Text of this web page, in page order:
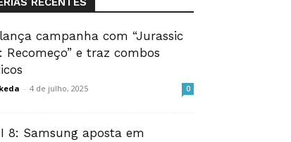
lança campanha com “Jurassic
Recomeço” e traz combos
- 4 de julho, 2025 0
8: Samsung aposta em